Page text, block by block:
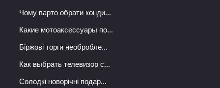
Чому варто обрати конди...
Какие мотоаксессуары по...
Біржові торги необробле...
Как выбрать телевизор с...
Солодкі новорічні подар...